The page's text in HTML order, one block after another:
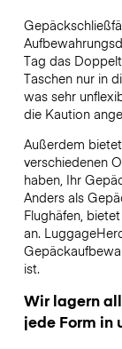
Tag das
Taschen nur in
was sehr
die Kaution
Außerdem
verschiedenen
haben, Ihr
Anders als
Flughäfen,
an.
ist.
Wir lagern
jede Form in